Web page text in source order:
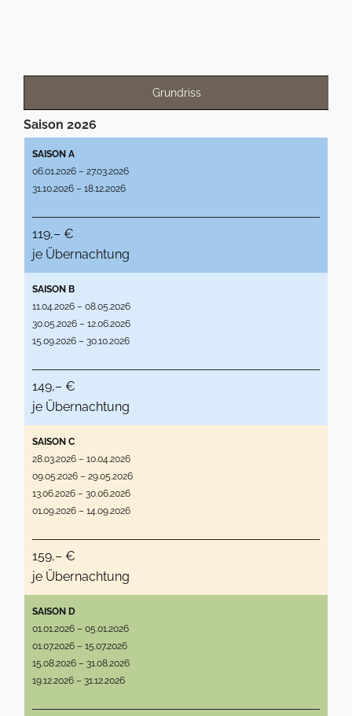
Grundriss
Saison 2026
SAISON A
06.01.2026 – 27.03.2026
31.10.2026 – 18.12.2026
119,– €
je Übernachtung
SAISON B
11.04.2026 – 08.05.2026
30.05.2026 – 12.06.2026
15.09.2026 – 30.10.2026
149,– €
je Übernachtung
SAISON C
28.03.2026 – 10.04.2026
09.05.2026 – 29.05.2026
13.06.2026 – 30.06.2026
01.09.2026 – 14.09.2026
159,– €
je Übernachtung
SAISON D
01.01.2026 – 05.01.2026
01.07.2026 – 15.07.2026
15.08.2026 – 31.08.2026
19.12.2026 – 31.12.2026